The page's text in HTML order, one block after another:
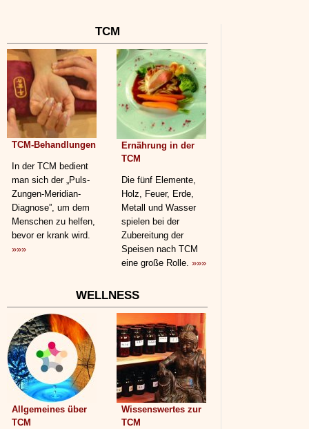
TCM
TCM-Behandlungen
In der TCM bedient
man sich der „Puls-
Zungen-Meridian-
Diagnose”, um dem
Menschen zu helfen,
bevor er krank wird.
»»»
Ernährung in der
TCM
Die fünf Elemente,
Holz, Feuer, Erde,
Metall und Wasser
spielen bei der
Zubereitung der
Speisen nach TCM
eine große Rolle. »»»
WELLNESS
Allgemeines über
TCM
Wissenswertes zur
TCM